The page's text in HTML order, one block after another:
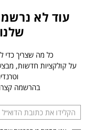
עוד לא
כל מה שצריך כדי
על קולקציות חדשות,
בהרשמה
הכניסו
כתובת